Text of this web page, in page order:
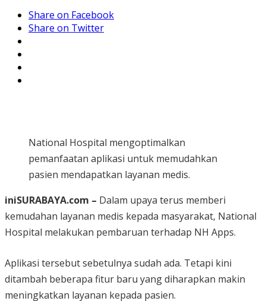
Share on Facebook
Share on Twitter
National Hospital mengoptimalkan
pemanfaatan aplikasi untuk memudahkan
pasien mendapatkan layanan medis.
iniSURABAYA.com – Dalam upaya terus memberi
kemudahan layanan medis kepada masyarakat, National
Hospital melakukan pembaruan terhadap NH Apps.
Aplikasi tersebut sebetulnya sudah ada. Tetapi kini
ditambah beberapa fitur baru yang diharapkan makin
meningkatkan layanan kepada pasien.